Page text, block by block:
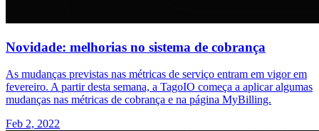
Novidade: melhorias no sistema de cobrança
As mudanças previstas nas métricas de serviço entram em vigor em
fevereiro. A partir desta semana, a TagoIO começa a aplicar algumas
mudanças nas métricas de cobrança e na página MyBilling.
Feb 2, 2022